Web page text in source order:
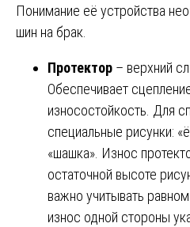
Понимание её устройства
шин на брак.
Протектор – верхний
Обеспечивает
износостойкость. Для
специальные рисунки:
«шашка». Износ
остаточной высоте
важно учитывать
износ одной стороны